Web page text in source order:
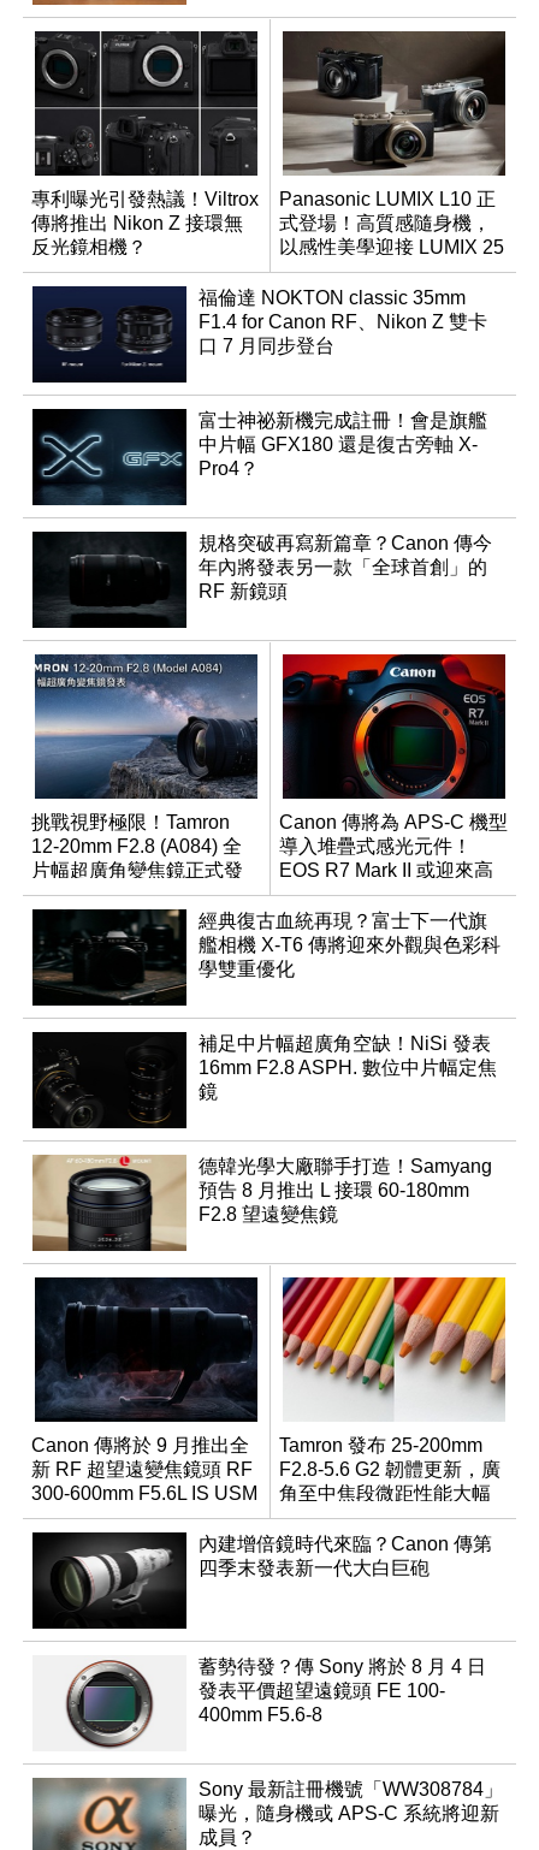
專利曝光引發熱議！Viltrox
傳將推出 Nikon Z 接環無
反光鏡相機？
Panasonic LUMIX L10 正
式登場！高質感隨身機，
以感性美學迎接 LUMIX 25
週年
福倫達 NOKTON classic 35mm
F1.4 for Canon RF、Nikon Z 雙卡
口 7 月同步登台
富士神祕新機完成註冊！會是旗艦
中片幅 GFX180 還是復古旁軸 X-
Pro4？
規格突破再寫新篇章？Canon 傳今
年內將發表另一款「全球首創」的
RF 新鏡頭
挑戰視野極限！Tamron
12-20mm F2.8 (A084) 全
片幅超廣角變焦鏡正式發
表
Canon 傳將為 APS-C 機型
導入堆疊式感光元件！
EOS R7 Mark II 或迎來高
速讀出升級
經典復古血統再現？富士下一代旗
艦相機 X-T6 傳將迎來外觀與色彩科
學雙重優化
補足中片幅超廣角空缺！NiSi 發表
16mm F2.8 ASPH. 數位中片幅定焦
鏡
德韓光學大廠聯手打造！Samyang
預告 8 月推出 L 接環 60-180mm
F2.8 望遠變焦鏡
Canon 傳將於 9 月推出全
新 RF 超望遠變焦鏡頭 RF
300-600mm F5.6L IS USM
Tamron 發布 25-200mm
F2.8-5.6 G2 韌體更新，廣
角至中焦段微距性能大幅
升級
內建增倍鏡時代來臨？Canon 傳第
四季末發表新一代大白巨砲
蓄勢待發？傳 Sony 將於 8 月 4 日
發表平價超望遠鏡頭 FE 100-
400mm F5.6-8
Sony 最新註冊機號「WW308784」
曝光，隨身機或 APS-C 系統將迎新
成員？